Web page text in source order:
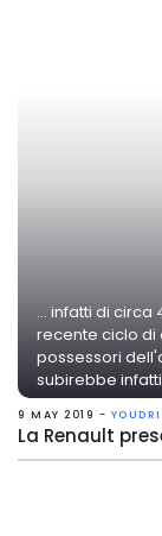
... infatti di
recente ciclo
possessori
subirebbe
9 MAY 2019 -
La Renault